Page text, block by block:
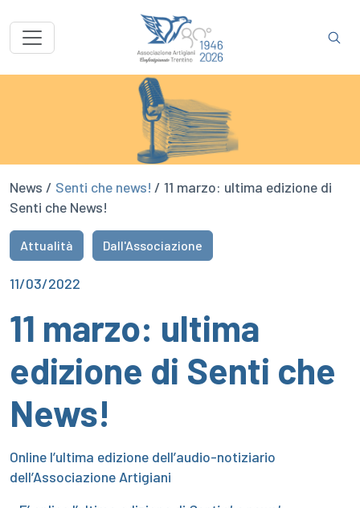
News / Senti che news! / 11 marzo: ultima edizione di
Senti che News!
Attualità Dall'Associazione
11/03/2022
11 marzo: ultima
edizione di Senti che
News!
Online l’ultima edizione dell’audio-notiziario
dell’Associazione Artigiani